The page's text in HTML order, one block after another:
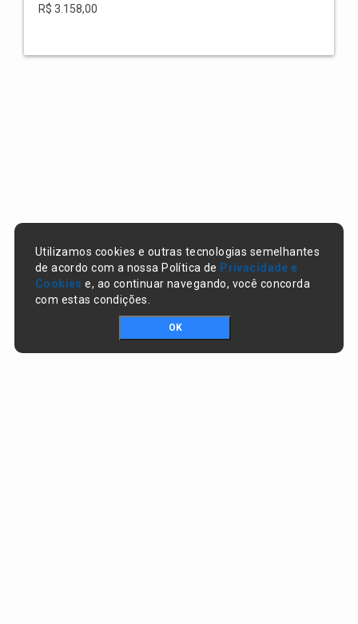
R$ 3.158,00
Utilizamos cookies e outras tecnologias semelhantes
de acordo com a nossa Política de Privacidade e
Cookies e, ao continuar navegando, você concorda
com estas condições.
OK